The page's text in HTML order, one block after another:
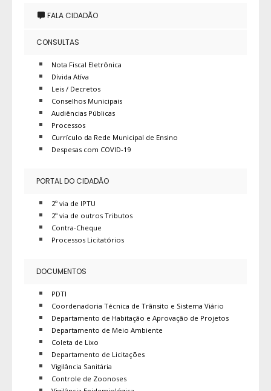
FALA CIDADÃO
CONSULTAS
Nota Fiscal Eletrônica
Dívida Atíva
Leis / Decretos
Conselhos Municipais
Audiências Públicas
Processos
Currículo da Rede Municipal de Ensino
Despesas com COVID-19
PORTAL DO CIDADÃO
2º via de IPTU
2º via de outros Tributos
Contra-Cheque
Processos Licitatórios
DOCUMENTOS
PDTI
Coordenadoria Técnica de Trânsito e Sistema Viário
Departamento de Habitação e Aprovação de Projetos
Departamento de Meio Ambiente
Coleta de Lixo
Departamento de Licitações
Vigilância Sanitária
Controle de Zoonoses